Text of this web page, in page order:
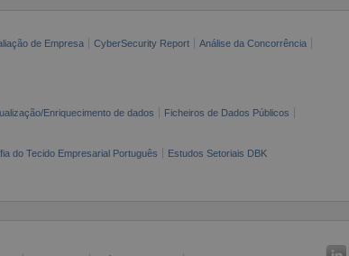
de Empresa CyberSecurity Report
Análise da Concorrência
Enriquecimento de dados
Ficheiros de Dados Públicos
do Tecido Empresarial Português Estudos Setoriais DBK